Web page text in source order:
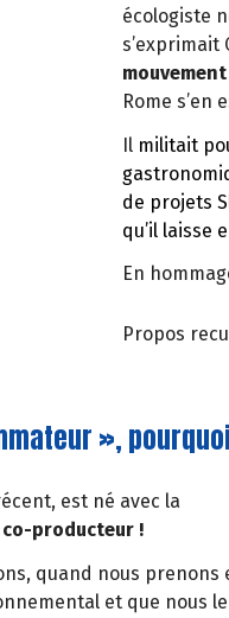
écologiste
s’exprimait
Rome s’en
Il militait
de projets
qu’il laisse
En
Propos
»,
est né avec la
co-producteur !
quand nous prenons
et que nous le